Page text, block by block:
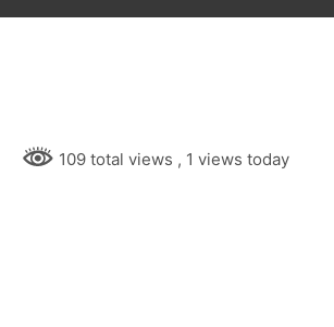
109 total views , 1 views today